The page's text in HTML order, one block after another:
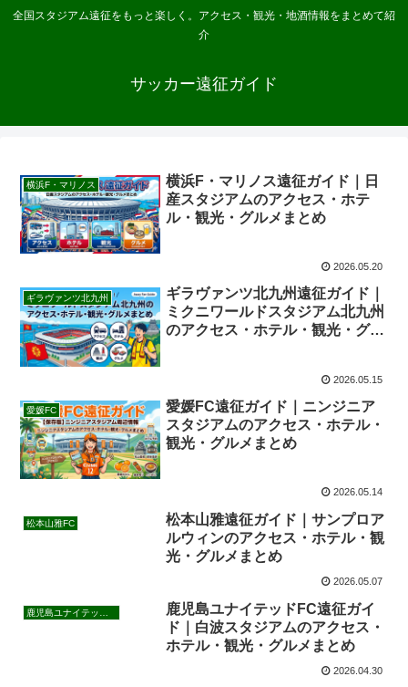
全国スタジアム遠征をもっと楽しく。アクセス・観光・地酒情報をまとめて紹
介
サッカー遠征ガイド
横浜F・マリノス
横浜F・マリノス遠征ガイド｜日
産スタジアムのアクセス・ホテ
ル・観光・グルメまとめ
2026.05.20
ギラヴァンツ北九州
ギラヴァンツ北九州遠征ガイド｜
ミクニワールドスタジアム北九州
のアクセス・ホテル・観光・グル
2026.05.15
愛媛FC
愛媛FC遠征ガイド｜ニンジニア
スタジアムのアクセス・ホテル・
観光・グルメまとめ
2026.05.14
松本山雅FC
松本山雅遠征ガイド｜サンプロア
ルウィンのアクセス・ホテル・観
光・グルメまとめ
2026.05.07
鹿児島ユナイテッドFC遠征ガイ
ド｜白波スタジアムのアクセス・
ホテル・観光・グルメまとめ
2026.04.30